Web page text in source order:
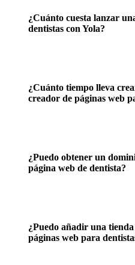
¿Cuánto cuesta lanzar
dentistas con Yola?
¿Cuánto tiempo lleva
creador de páginas web
¿Puedo obtener un
página web de dentista?
¿Puedo añadir una
páginas web para